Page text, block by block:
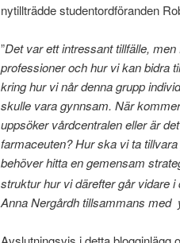
nytillträdde studentordföranden
”Det var ett intressant tillfälle,
professioner och hur vi kan bidra
kring hur vi når denna grupp
skulle vara gynnsam. När
uppsöker vårdcentralen eller är
farmaceuten? Hur ska vi ta
behöver hitta en gemensam
struktur hur vi därefter går vidare i
Anna Nergårdh tillsammans med